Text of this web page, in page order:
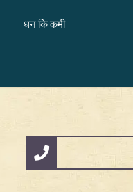
धन कि कमी